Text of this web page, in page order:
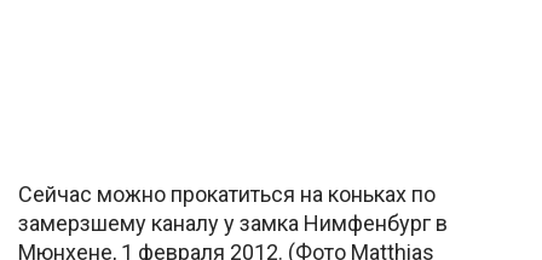
Сейчас можно прокатиться на коньках по
замерзшему каналу у замка Нимфенбург в
Мюнхене, 1 февраля 2012. (Фото Matthias